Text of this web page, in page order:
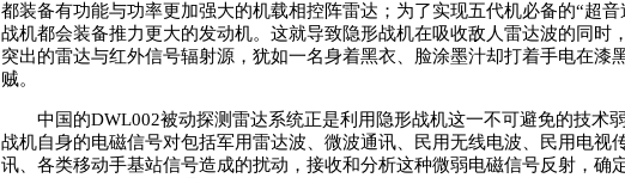
都装备有功能与功率更加强大的机载相控阵雷达；为了实现五代机必备的“超
战机都会装备推力更大的发动机。这就导致隐形战机在吸收敌人雷达波的同时
突出的雷达与红外信号辐射源，犹如一名身着黑衣、脸涂墨汁却打着手电在漆
贼。
中国的DWL002被动探测雷达系统正是利用隐形战机这一不可避免的技术
战机自身的电磁信号对包括军用雷达波、微波通讯、民用无线电波、民用电视
讯、各类移动手基站信号造成的扰动，接收和分析这种微弱电磁信号反射，确